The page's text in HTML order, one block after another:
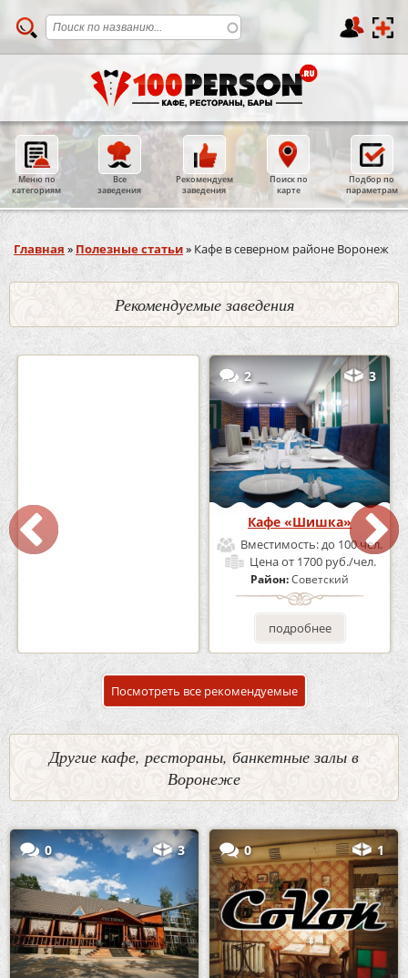
Меню по
категориям
Все
заведения
Рекомендуем
заведения
Поиск по
карте
Подбор по
параметрам
Вы здесь
Главная » Полезные статьи» Кафе в северном районе Воронеж
Рекомендуемые заведения
Кафе-Бар Бермуды
Вместимость:
2 3
Кафе «Шишка»
Вместимость:до 100 чел.
Ценаот 1700 руб./чел.
Район:Советский
подробнее
Посмотреть все рекомендуемые
Другие кафе, рестораны, банкетные залы в
Воронеже
0 3 0 1